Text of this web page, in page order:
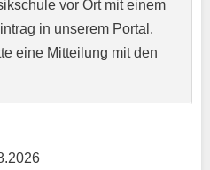
*
vor Ort mit einem
in unserem Portal.
eine Mitteilung mit den